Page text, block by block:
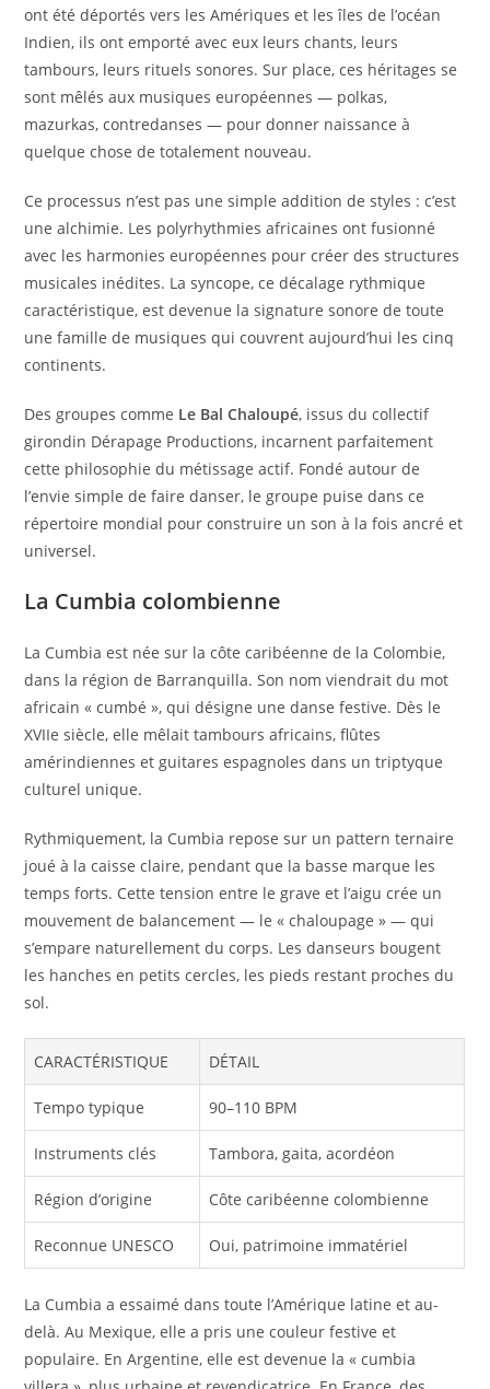
ont été déportés vers les Amériques et les îles de l’océan
Indien, ils ont emporté avec eux leurs chants, leurs
tambours, leurs rituels sonores. Sur place, ces héritages se
sont mêlés aux musiques européennes — polkas,
mazurkas, contredanses — pour donner naissance à
quelque chose de totalement nouveau.
Ce processus n’est pas une simple addition de styles : c’est
une alchimie. Les polyrhythmies africaines ont fusionné
avec les harmonies européennes pour créer des structures
musicales inédites. La syncope, ce décalage rythmique
caractéristique, est devenue la signature sonore de toute
une famille de musiques qui couvrent aujourd’hui les cinq
continents.
Des groupes comme Le Bal Chaloupé, issus du collectif
girondin Dérapage Productions, incarnent parfaitement
cette philosophie du métissage actif. Fondé autour de
l’envie simple de faire danser, le groupe puise dans ce
répertoire mondial pour construire un son à la fois ancré et
universel.
La Cumbia colombienne
La Cumbia est née sur la côte caribéenne de la Colombie,
dans la région de Barranquilla. Son nom viendrait du mot
africain « cumbé », qui désigne une danse festive. Dès le
XVIIe siècle, elle mêlait tambours africains, flûtes
amérindiennes et guitares espagnoles dans un triptyque
culturel unique.
Rythmiquement, la Cumbia repose sur un pattern ternaire
joué à la caisse claire, pendant que la basse marque les
temps forts. Cette tension entre le grave et l’aigu crée un
mouvement de balancement — le « chaloupage » — qui
s’empare naturellement du corps. Les danseurs bougent
les hanches en petits cercles, les pieds restant proches du
sol.
CARACTÉRISTIQUE DÉTAIL
Tempo typique 90–110 BPM
Instruments clés Tambora, gaita, acordéon
Région d’origine Côte caribéenne colombienne
Reconnue UNESCO Oui, patrimoine immatériel
La Cumbia a essaimé dans toute l’Amérique latine et au-
delà. Au Mexique, elle a pris une couleur festive et
populaire. En Argentine, elle est devenue la « cumbia